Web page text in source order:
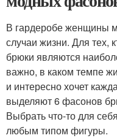
В гардеробе женщины
случаи жизни. Для тех,
брюки являются
важно, в каком темпе
и интересно хочет
выделяют 6 фасонов
Выбрать что-то для
любым типом фигуры.